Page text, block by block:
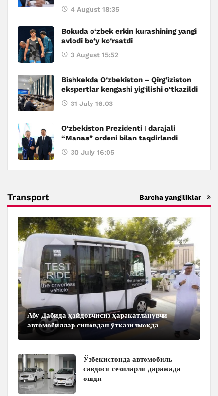
4 August 18:35
Bokuda o‘zbek erkin kurashining yangi
avlodi bo‘y ko‘rsatdi
3 August 15:52
Bishkekda O‘zbekiston – Qirg‘iziston
ekspertlar kengashi yig‘ilishi o‘tkazildi
31 July 16:03
O‘zbekiston Prezidenti I darajali
“Manas” ordeni bilan taqdirlandi
30 July 16:05
Transport Barcha yangiliklar
Абу Дабида ҳайдовчисиз ҳаракатланувчи
автомобиллар синовдан ўтказилмоқда
Ўзбекистонда автомобиль
савдоси сезиларли даражада
ошди